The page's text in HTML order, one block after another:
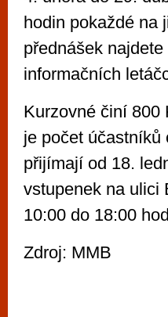
hodin pokaždé na
přednášek najdete
informačních
Kurzovné činí 800
je počet účastníků
přijímají od 18.
vstupenek na ulici
10:00 do 18:00
Zdroj: MMB